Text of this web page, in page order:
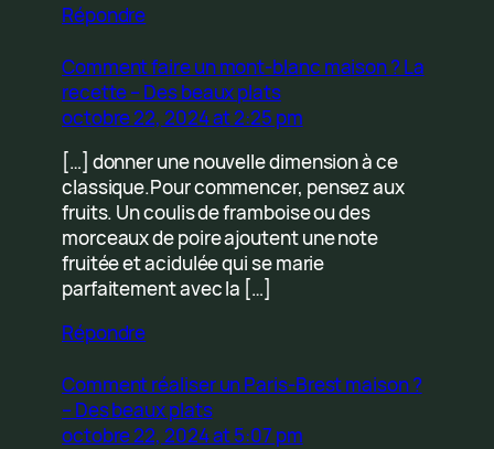
Répondre
Comment faire un mont-blanc maison ? La
recette – Des beaux plats
octobre 22, 2024 at 2:25 pm
[…] donner une nouvelle dimension à ce
classique.Pour commencer, pensez aux
fruits. Un coulis de framboise ou des
morceaux de poire ajoutent une note
fruitée et acidulée qui se marie
parfaitement avec la […]
Répondre
Comment réaliser un Paris-Brest maison ?
– Des beaux plats
octobre 22, 2024 at 5:07 pm